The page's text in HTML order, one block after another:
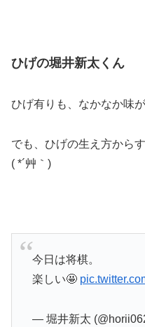
ひげの堀井新太くん
ひげ有りも、なかなか味
でも、ひげの生え方から
( *´艸｀)
今日は将棋。
楽しい🤩
— 堀井新太